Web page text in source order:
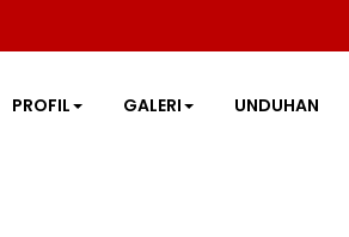
PROFIL GALERI UNDUHAN